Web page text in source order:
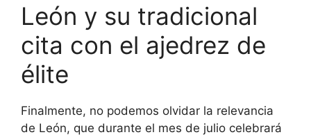
León y su tradicional
cita con el ajedrez de
élite
Finalmente, no podemos olvidar la relevancia
de León, que durante el mes de julio celebrará